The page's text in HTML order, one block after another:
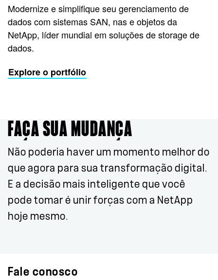
Modernize e simplifique seu gerenciamento de
dados com sistemas SAN, nas e objetos da
NetApp, líder mundial em soluções de storage de
dados.
Explore o portfólio
FAÇA SUA MUDANÇA
Não poderia haver um momento melhor do
que agora para sua transformação digital.
E a decisão mais inteligente que você
pode tomar é unir forças com a NetApp
hoje mesmo.
Fale conosco